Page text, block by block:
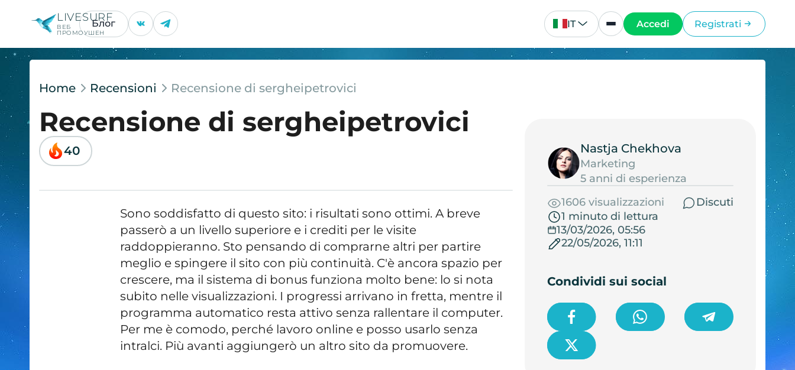
LIVESURF
ВЕБ
ПРОМОУШЕН
Блог IT Accedi Registrati
Home Recensioni Recensione di sergheipetrovici
Recensione di sergheipetrovici
40
Sono soddisfatto di questo sito: i risultati sono ottimi. A breve
passerò a un livello superiore e i crediti per le visite
raddoppieranno. Sto pensando di comprarne altri per partire
meglio e spingere il sito con più continuità. C'è ancora spazio per
crescere, ma il sistema di bonus funziona molto bene: lo si nota
subito nelle visualizzazioni. I progressi arrivano in fretta, mentre il
programma automatico resta attivo senza rallentare il computer.
Per me è comodo, perché lavoro online e posso usarlo senza
intralci. Più avanti aggiungerò un altro sito da promuovere.
Nastja Chekhova
Marketing
5 anni di esperienza
1606 visualizzazioni
Discuti
1 minuto di lettura
13/03/2026, 05:56
22/05/2026, 11:11
Condividi sui social